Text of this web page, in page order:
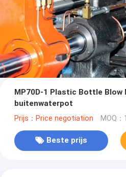
MP70D-1 Plastic Bottle Blow
buitenwaterpot
Prijs：Price negotiation MOQ
Beste prijs